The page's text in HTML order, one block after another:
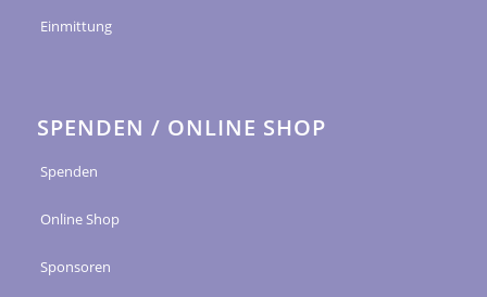
Einmittung
SPENDEN / ONLINE SHOP
Spenden
Online Shop
Sponsoren